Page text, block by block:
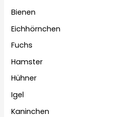
Bienen
Eichhörnchen
Fuchs
Hamster
Hühner
Igel
Kaninchen